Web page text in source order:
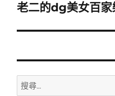
一
文
老二的dg美女百家
搜